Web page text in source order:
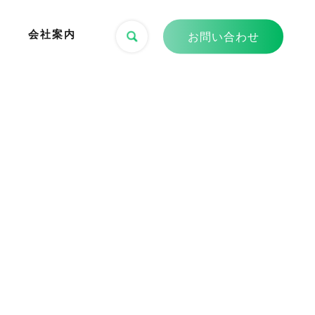
会社案内 お問い合わせ